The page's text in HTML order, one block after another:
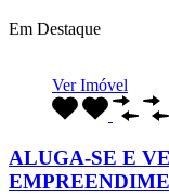
Em Destaque
Ver Imóvel
ALUGA-SE E